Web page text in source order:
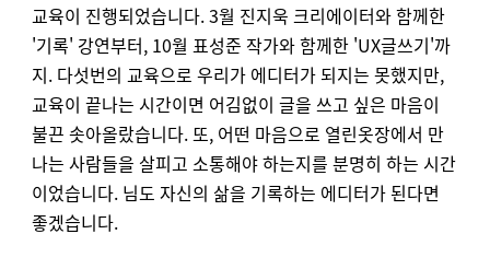
교육이 진행되었습니다. 3월 진지욱 크리에이터와 함께한
'기록' 강연부터, 10월 표성준 작가와 함께한 'UX글쓰기'까
지. 다섯번의 교육으로 우리가 에디터가 되지는 못했지만,
교육이 끝나는 시간이면 어김없이 글을 쓰고 싶은 마음이
불끈 솟아올랐습니다. 또, 어떤 마음으로 열린옷장에서 만
나는 사람들을 살피고 소통해야 하는지를 분명히 하는 시간
이었습니다. 님도 자신의 삶을 기록하는 에디터가 된다면
좋겠습니다.